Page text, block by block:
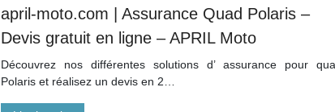
april-moto.com | Assurance Quad Polaris –
Devis gratuit en ligne – APRIL Moto
Découvrez nos différentes solutions d’ assurance pour
Polaris et réalisez un devis en 2…